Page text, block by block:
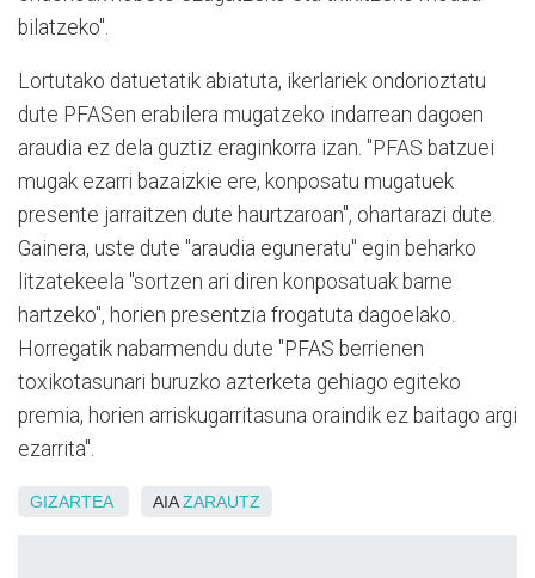
bilatzeko".
Lortutako datuetatik abiatuta, ikerlariek ondorioztatu
dute PFASen erabilera mugatzeko indarrean dagoen
araudia ez dela guztiz eraginkorra izan. "PFAS batzuei
mugak ezarri bazaizkie ere, konposatu mugatuek
presente jarraitzen dute haurtzaroan", ohartarazi dute.
Gainera, uste dute "araudia eguneratu" egin beharko
litzatekeela "sortzen ari diren konposatuak barne
hartzeko", horien presentzia frogatuta dagoelako.
Horregatik nabarmendu dute "PFAS berrienen
toxikotasunari buruzko azterketa gehiago egiteko
premia, horien arriskugarritasuna oraindik ez baitago argi
ezarrita".
GIZARTEA AIAZARAUTZ